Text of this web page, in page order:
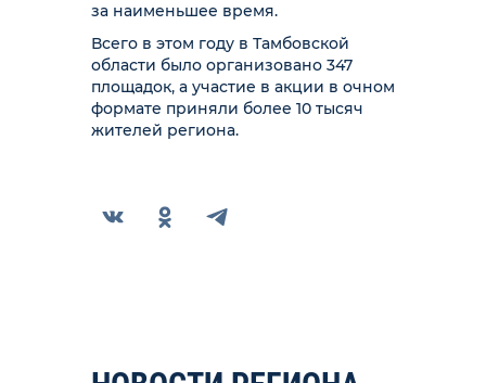
за наименьшее время.
Всего в этом году в Тамбовской
области было организовано 347
площадок, а участие в акции в очном
формате приняли более 10 тысяч
жителей региона.